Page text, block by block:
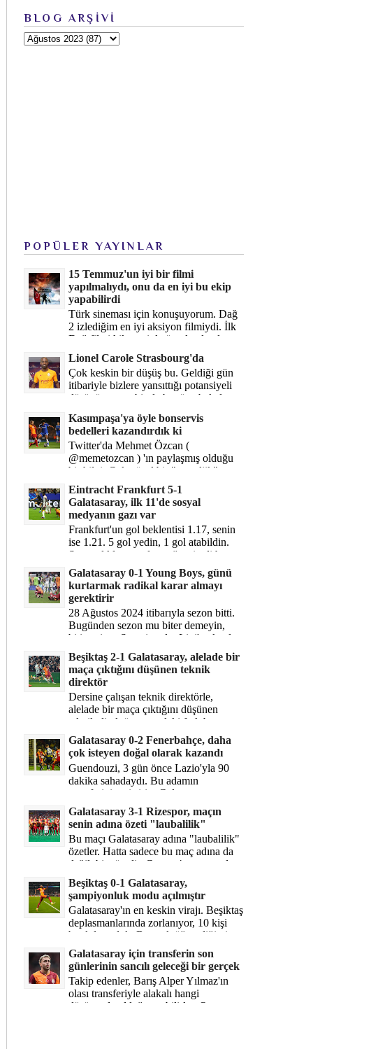
BLOG ARŞİVİ
POPÜLER YAYINLAR
15 Temmuz'un iyi bir filmi
yapılmalıydı, onu da en iyi bu ekip
yapabilirdi
Türk sineması için konuşuyorum. Dağ
2 izlediğim en iyi aksiyon filmiydi. İlk
Dağ filmi hikayesiyle ön plandaydı,
Dağ 2 ise belki o hika...
Lionel Carole Strasbourg'da
Çok keskin bir düşüş bu. Geldiği gün
itibariyle bizlere yansıttığı potansiyeli
düşünüyorum, bir de bugüne bakalım.
Kasımpaşa'ya öyle bonservis
bedelleri kazandırdık ki
Twitter'da Mehmet Özcan (
@memetozcan ) 'ın paylaşmış olduğu
bir bilgi. Çok güzel bir "nostaljik" pas
diyelim. Kasımpaşa...
Eintracht Frankfurt 5-1
Galatasaray, ilk 11'de sosyal
medyanın gazı var
Frankfurt'un gol beklentisi 1.17, senin
ise 1.21. 5 gol yedin, 1 gol atabildin.
Şanssızlıkla mı anlatacağız şimdi bu
durumu? Rakibin 5 ş...
Galatasaray 0-1 Young Boys, günü
kurtarmak radikal karar almayı
gerektirir
28 Ağustos 2024 itibarıyla sezon bitti.
Bugünden sezon mu biter demeyin,
bitiyor işte. Şampiyonlar Ligi'ne katılım
hakkı senin misyonun ...
Beşiktaş 2-1 Galatasaray, alelade bir
maça çıktığını düşünen teknik
direktör
Dersine çalışan teknik direktörle,
alelade bir maça çıktığını düşünen
teknik direktör arasındaki fark bu
işte. Solskjaer'in çalıştığı de...
Galatasaray 0-2 Fenerbahçe, daha
çok isteyen doğal olarak kazandı
Guendouzi, 3 gün önce Lazio'yla 90
dakika sahadaydı. Bu adamın
transferini yetiştirip, Galatasaray
karşısında 11 oynamasını sağlıyorsun....
Galatasaray 3-1 Rizespor, maçın
senin adına özeti "laubalilik"
Bu maçı Galatasaray adına "laubalilik"
özetler. Hatta sadece bu maç adına da
değil, bir süredir. Geçen 4 maçta sadece
1 gol yedin ...
Beşiktaş 0-1 Galatasaray,
şampiyonluk modu açılmıştır
Galatasaray'ın en keskin virajı. Beşiktaş
deplasmanlarında zorlanıyor, 10 kişi
bırakılıyorduk. Bu artık öğrendiğimiz
bir gerçek. Sane...
Galatasaray için transferin son
günlerinin sancılı geleceği bir gerçek
Takip edenler, Barış Alper Yılmaz'ın
olası transferiyle alakalı hangi
düşüncede olduğumu bilirler. O